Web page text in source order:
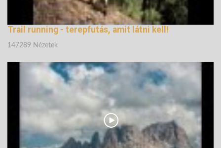
Trail running - terepfutás, amit látni kell!
147289 Nézetek